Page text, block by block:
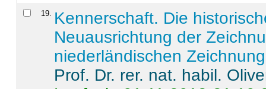
19
Kennerschaft. Die
Neuausrichtung der
niederländischen
Prof. Dr. rer. nat. habil.